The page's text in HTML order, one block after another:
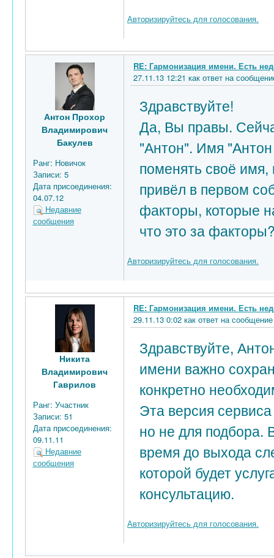
Авторизируйтесь для голосования.
Антон Прохор
Владимирович
Бакулев
Ранг: Новичок
Записи: 5
Дата присоединения:
04.07.12
Недавние
сообщения
RE: Гармонизация имени. Есть
27.11.13 12:21 как ответ на
Здравствуйте!
Да, Вы правы.
"Антон". Имя
поменять своё имя,
привёл в первом
факторы, которые
что это за
Авторизируйтесь для голосования.
Никита
Владимирович
Гаврилов
Ранг: Участник
Записи: 51
Дата присоединения:
09.11.11
Недавние
сообщения
RE: Гармонизация имени. Есть
29.11.13 0:02 как ответ на
Здравствуйте,
имени важно
конкретно
Эта версия
но не для подбора.
время до выхода
которой будет
консультацию.
Авторизируйтесь для голосования.